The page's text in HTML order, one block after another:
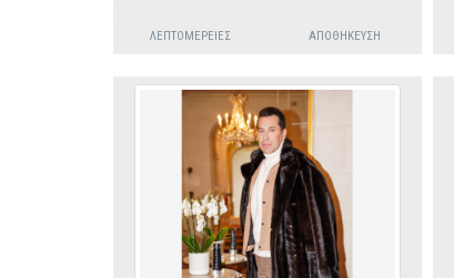
ΛΕΠΤΟΜΈΡΕΙΕΣ ΑΠΟΘΉΚΕΥΣΗ